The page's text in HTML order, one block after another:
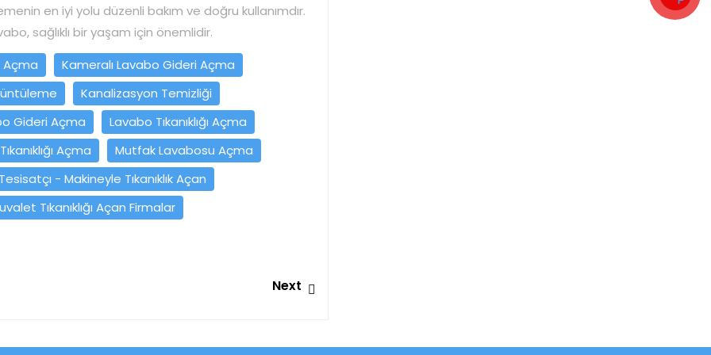
en iyi yolu düzenli bakım ve doğru kullanımdır.
sağlıklı bir yaşam için önemlidir.
Açma
Kameralı Lavabo Gideri Açma
Kanalizasyon Temizliği
Gideri Açma
Lavabo Tıkanıklığı Açma
Açma
Mutfak Lavabosu Açma
Tesisatçı - Makineyle Tıkanıklık Açan
Tıkanıklığı Açan Firmalar
Next